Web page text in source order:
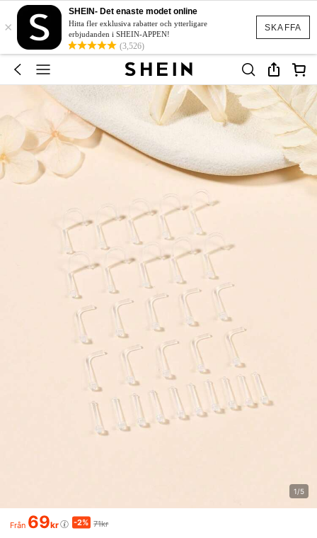
SKAFFA
×
SHEIN- Det enaste modet online
Hitta fler exklusiva rabatter och ytterligare
erbjudanden i SHEIN-APPEN!
(3,526)
1/5
Från 69kr -2% 71kr